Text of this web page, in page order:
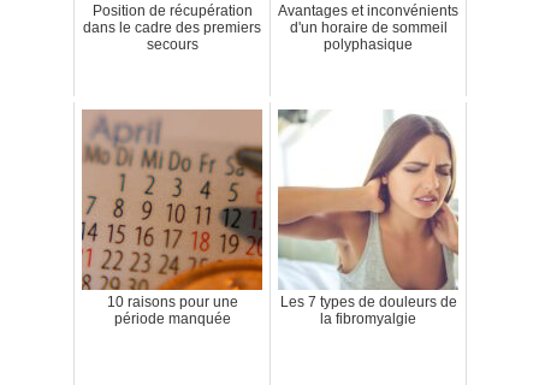
Position de récupération
dans le cadre des premiers
secours
Avantages et inconvénients
d'un horaire de sommeil
polyphasique
10 raisons pour une
période manquée
Les 7 types de douleurs de
la fibromyalgie